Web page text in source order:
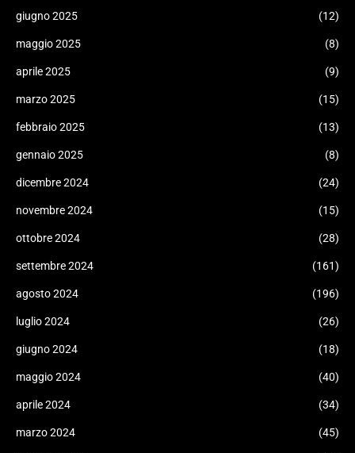
giugno 2025 (12)
maggio 2025 (8)
aprile 2025 (9)
marzo 2025 (15)
febbraio 2025 (13)
gennaio 2025 (8)
dicembre 2024 (24)
novembre 2024 (15)
ottobre 2024 (28)
settembre 2024 (161)
agosto 2024 (196)
luglio 2024 (26)
giugno 2024 (18)
maggio 2024 (40)
aprile 2024 (34)
marzo 2024 (45)